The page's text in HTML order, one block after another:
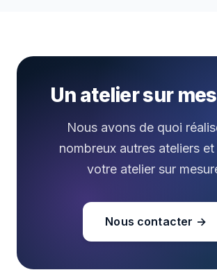
Un atelier sur
Nous avons de quoi
nombreux autres ateliers et
votre atelier sur
Nous contacter →